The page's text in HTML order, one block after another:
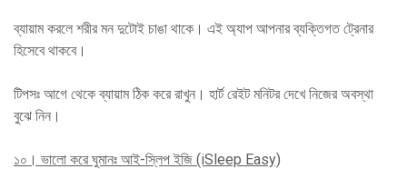
ব্যায়াম করলে শরীর মন দুটোই চাঙা থাকে। এই অ্যাপ আপনার ব্যক্তিগত ট্রেনার
হিসেবে থাকবে।
টিপসঃ আগে থেকে ব্যায়াম ঠিক করে রাখুন। হার্ট রেইট মনিটর দেখে নিজের অবস্থা
বুঝে নিন।
১০। ভালো করে ঘুমানঃ আই-স্লিপ ইজি (iSleep Easy)